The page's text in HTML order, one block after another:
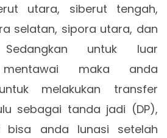
utara, siberut tengah,
selatan, sipora utara, dan
Sedangkan untuk luar
mentawai maka anda
melakukan transfer
sebagai tanda jadi (DP),
bisa anda lunasi setelah